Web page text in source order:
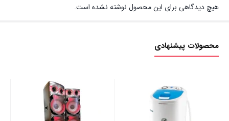
هیچ دیدگاهی برای این محصول نوشته نشده است.
محصولات پیشنهادی